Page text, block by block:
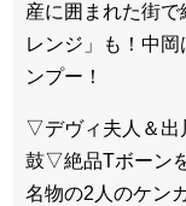
産に囲まれた街
レンジ」も！中
ンプー！
▽デヴィ夫人＆出
鼓▽絶品Tボーン
名物の2人のケン